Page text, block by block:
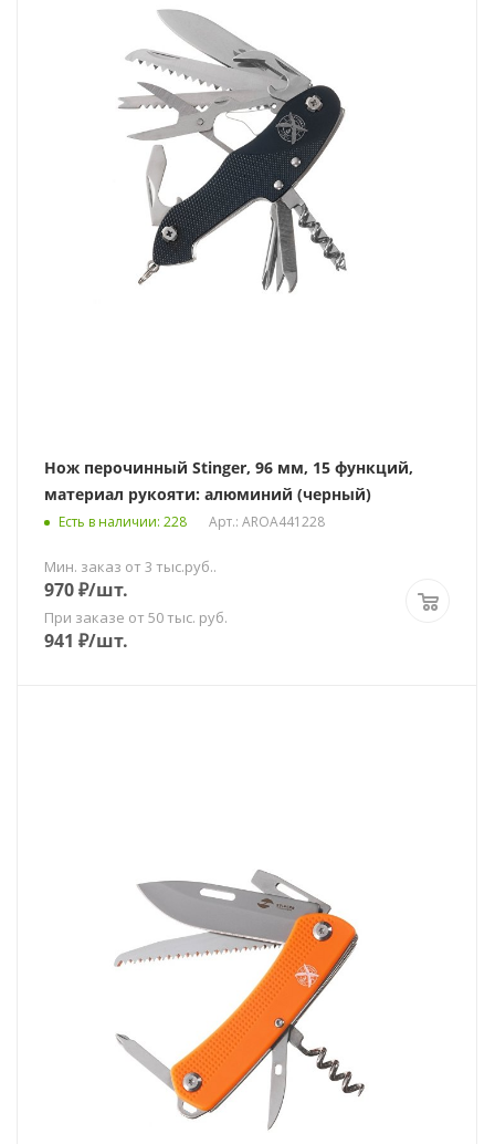
Нож перочинный Stinger, 96 мм, 15 функций,
материал рукояти: алюминий (черный)
Есть в наличии: 228 Арт.: AROA441228
Мин. заказ от 3 тыс.руб..
970₽/шт.
При заказе от 50 тыс. руб.
941 ₽/шт.